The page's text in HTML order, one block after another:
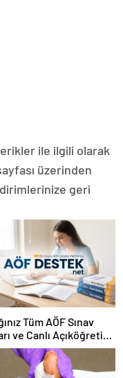
ile ilgili olarak
üzerinden
geri
Tüm AÖF Sınav
ve Canlı Açıköğretim
Burada